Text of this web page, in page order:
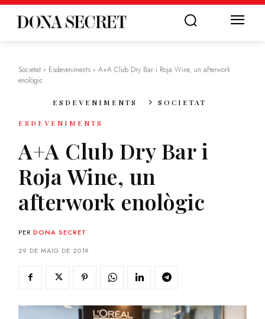
Societat Esdeveniments
A+A Club Dry Bar i Roja Wine, un afterwork
enològic
ESDEVENIMENTS SOCIETAT
ESDEVENIMENTS
A+A Club Dry Bar i
Roja Wine, un
afterwork enològic
PER DONA SECRET
29 DE MAIG DE 2019